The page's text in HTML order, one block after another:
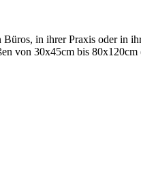
in ihrer Praxis oder in
von 30x45cm bis